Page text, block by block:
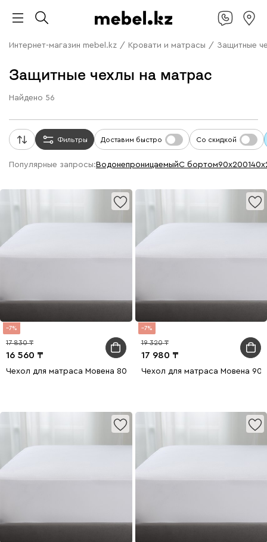
Интернет-магазин mebel.kz / Кровати и матрасы / Защитные
Защитные чехлы на матрас
Найдено 56
Фильтры Доставим быстро Со скидкой
Популярные запросы: водонепроницаемый с бортом 90х200
7
16 560
17 830
Чехол для матраса Мовена 80x200
7
17 980
19 320
Чехол для матраса Мовена